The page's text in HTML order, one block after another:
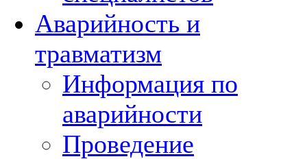
Аварийность и
травматизм
Информация по
аварийности
Проведение